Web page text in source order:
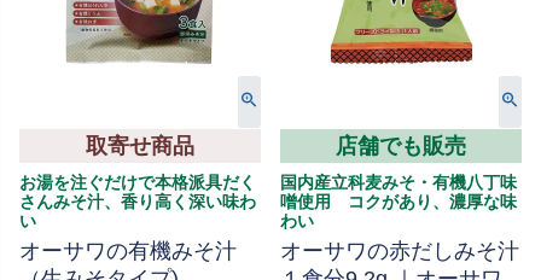
取寄せ商品
お湯を注ぐだけで本格派具だく
さんみそ汁、香り高く深い味わ
い
オーサワの有機みそ汁
店舗でも販売
国内産立科麦みそ・有機八丁味
噌使用 コクがあり、濃厚な味
わい
オーサワの赤だしみそ汁